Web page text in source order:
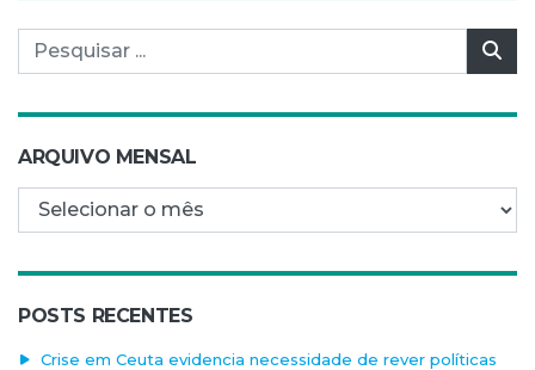
Pesquisar por:
ARQUIVO MENSAL
Arquivo mensal
POSTS RECENTES
Crise em Ceuta evidencia necessidade de rever políticas